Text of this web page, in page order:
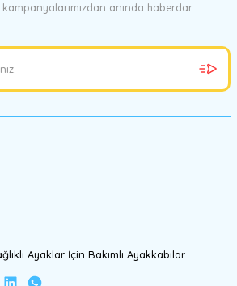
anında haberdar
Ayaklar İçin Bakımlı Ayakkabılar..